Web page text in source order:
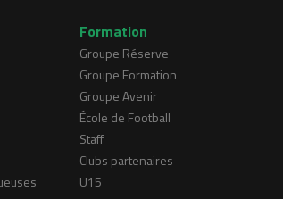
Formation
Groupe Réserve
Groupe Formation
Groupe Avenir
École de Football
Staff
Clubs partenaires
U15